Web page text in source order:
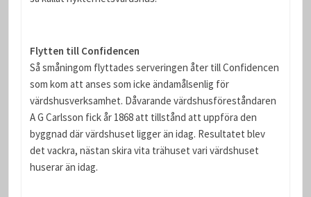
Flytten till Confidencen
Så småningom flyttades serveringen åter till Confidencen
som kom att anses som icke ändamålsenlig för
värdshusverksamhet. Dåvarande värdshusföreståndaren
A G Carlsson fick år 1868 att tillstånd att uppföra den
byggnad där värdshuset ligger än idag. Resultatet blev
det vackra, nästan skira vita trähuset vari värdshuset
huserar än idag.